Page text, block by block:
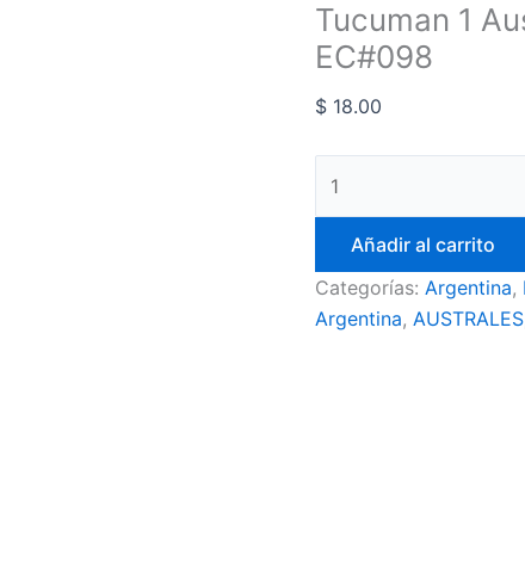
Tucuman 1
EC#098
$ 18.00
Añadir al carrito
Categorías: Argentina,
Argentina, AUSTRALES